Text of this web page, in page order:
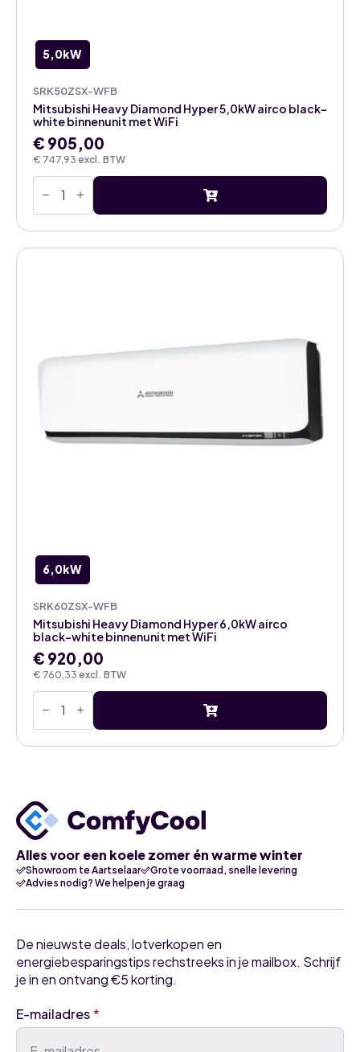
5,0kW
SRK50ZSX-WFB
€ 747,93 excl. BTW
Mitsubishi Heavy Diamond Hyper 5,0kW airco black-
white binnenunit met WiFi
€ 905,00
Mitsubishi
Heavy
Hyper
5,0kW
airco
6,0kW
SRK60ZSX-WFB
€ 760,33 excl. BTW
Mitsubishi Heavy Diamond Hyper 6,0kW airco
black-white binnenunit met WiFi
€ 920,00
Mitsubishi
Heavy
Hyper
6,0kW
binnenunit
met
WiFi
aantal
Alles voor een koele zomer én warme winter
Showroom te Aartselaar
Grote voorraad, snelle levering
Advies nodig? We helpen je graag
De nieuwste deals, lotverkopen en
energiebesparingstips rechstreeks in je mailbox. Schrijf
je in en ontvang €5 korting.
E-mailadres*